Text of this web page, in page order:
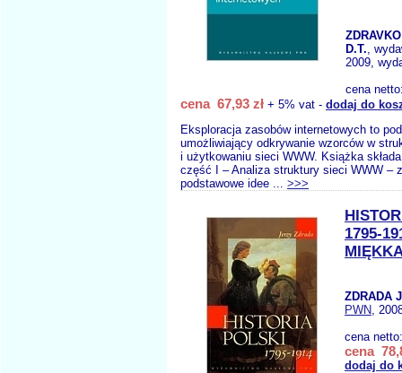
D.T.,
2009,
cena
cena 67,93 zł + 5% vat - dodaj do
Eksploracja zasobów internetowych to
umożliwiający odkrywanie wzorców w
i użytkowaniu sieci WWW. Książka
część I – Analiza struktury sieci WWW –
podstawowe idee ... >>>
1795-
ZDRADA
PWN,
cena
cena
dodaj do